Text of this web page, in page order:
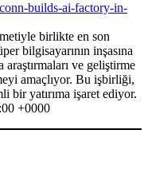
builds-ai-factory-in-
birlikte en son
bilgisayarının inşasına
ve geliştirme
amaçlıyor. Bu işbirliği,
bir yatırıma işaret ediyor.
+0000